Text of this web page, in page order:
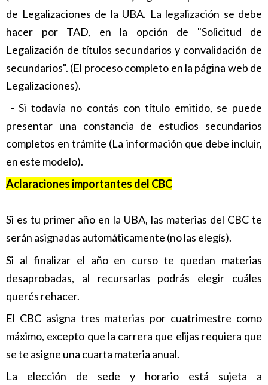
de Legalizaciones de la UBA. La legalización se debe
hacer por TAD, en la opción de "Solicitud de
Legalización de títulos secundarios y convalidación de
secundarios". (El proceso completo en la página web de
Legalizaciones).
- Si todavía no contás con título emitido, se puede
presentar una constancia de estudios secundarios
completos en trámite (La información que debe incluir,
en este modelo).
Aclaraciones importantes del CBC
Si es tu primer año en la UBA, las materias del CBC te
serán asignadas automáticamente (no las elegís).
Si al finalizar el año en curso te quedan materias
desaprobadas, al recursarlas podrás elegir cuáles
querés rehacer.
El CBC asigna tres materias por cuatrimestre como
máximo, excepto que la carrera que elijas requiera que
se te asigne una cuarta materia anual.
La elección de sede y horario está sujeta a